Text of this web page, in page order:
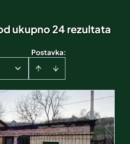
ukupno 24 rezultata
Postavka: